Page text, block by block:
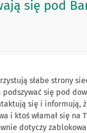
się pod
słabe strony
podszywać się pod
się i informują,
i ktoś włamał się na
dotyczy